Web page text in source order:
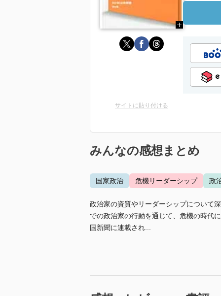
サイトに貼り付ける
みんなの感想まとめ
国家政治 危機リーダーシップ 政
政治家の資質やリーダーシップについて
での政治家の行動を通じて、危機の時代
国新聞に連載され...